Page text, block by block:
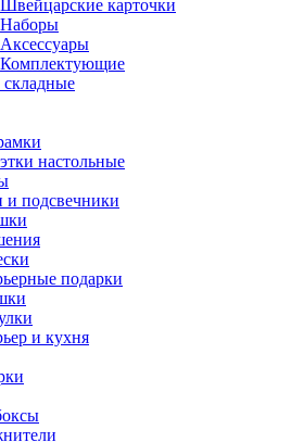
Швейцарские карточки
Наборы
Аксессуары
Комплектующие
настольные
и подсвечники
подарки
и кухня